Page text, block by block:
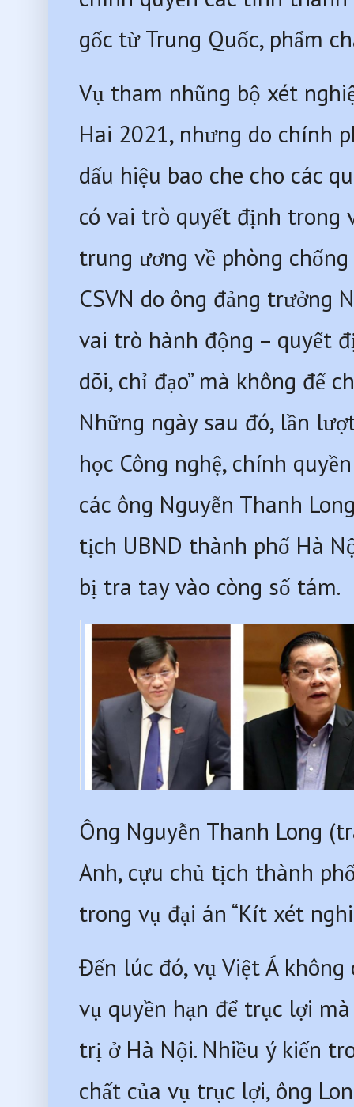
gốc từ Trung Quốc, phẩm
Vụ tham nhũng bộ xét
Hai 2021, nhưng do chính
dấu hiệu bao che cho các
có vai trò quyết định trong
trung ương về phòng
CSVN do ông đảng trưởng
vai trò hành động – quyết
dõi, chỉ đạo” mà không để
Những ngày sau đó, lần
học Công nghệ, chính
các ông Nguyễn Thanh
tịch UBND thành phố Hà
bị tra tay vào còng số tám.
Ông Nguyễn Thanh Long
Anh, cựu chủ tịch thành
trong vụ đại án “Kít xét
Đến lúc đó, vụ Việt Á
vụ quyền hạn để trục lợi
trị ở Hà Nội. Nhiều ý kiến
chất của vụ trục lợi, ông